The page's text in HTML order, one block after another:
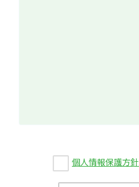
個人情報保護方針